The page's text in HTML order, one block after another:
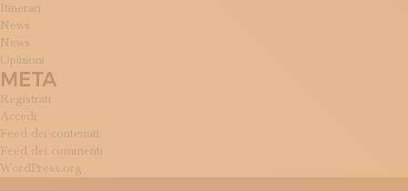
Itinerari
News
News
Opinioni
META
Registrati
Accedi
Feed dei contenuti
Feed dei commenti
WordPress.org